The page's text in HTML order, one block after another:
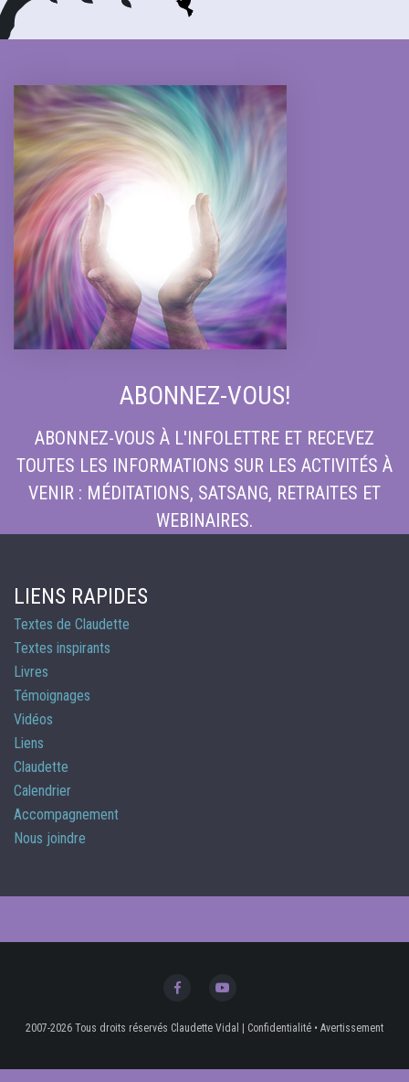
ABONNEZ-VOUS!
ABONNEZ-VOUS À L'INFOLETTRE ET RECEVEZ
TOUTES LES INFORMATIONS SUR LES ACTIVITÉS À
VENIR : MÉDITATIONS, SATSANG, RETRAITES ET
WEBINAIRES.
LIENS RAPIDES
Textes de Claudette
Textes inspirants
Livres
Témoignages
Vidéos
Liens
Claudette
Calendrier
Accompagnement
Nous joindre
2007-2026 Tous droits réservés Claudette Vidal Confidentialité • Avertissement